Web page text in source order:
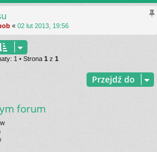
ę
« 02 lut 2013, 19:56
1 • Strona 1 z 1
Przejdź do
forum